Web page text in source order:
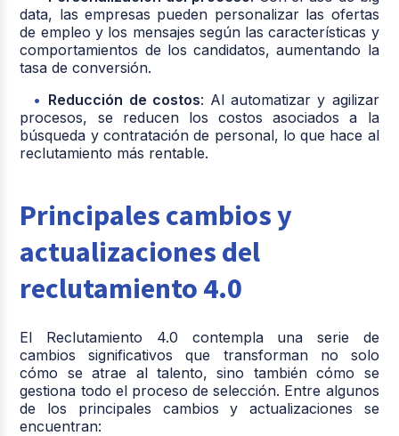
data, las empresas pueden personalizar las ofertas
de empleo y los mensajes según las características y
comportamientos de los candidatos, aumentando la
tasa de conversión.
Reducción de costos: Al automatizar y agilizar
procesos, se reducen los costos asociados a la
búsqueda y contratación de personal, lo que hace al
reclutamiento más rentable.
Principales cambios y
actualizaciones del
reclutamiento 4.0
El Reclutamiento 4.0 contempla una serie de
cambios significativos que transforman no solo
cómo se atrae al talento, sino también cómo se
gestiona todo el proceso de selección. Entre algunos
de los principales cambios y actualizaciones se
encuentran: